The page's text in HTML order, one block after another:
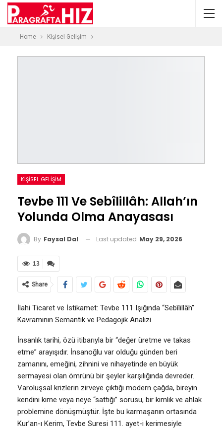
Home Kişisel Gelişim
KIŞISEL GELIŞIM
Tevbe 111 Ve Sebîlillâh: Allah’ın
Yolunda Olma Anayasası
By Faysal Dal Last updated May 29, 2026
13
Share
İlahi Ticaret ve İstikamet: Tevbe 111 Işığında “Sebîlillâh”
Kavramının Semantik ve Pedagojik Analizi
İnsanlık tarihi, özü itibarıyla bir “değer üretme ve takas
etme” arayışıdır. İnsanoğlu var olduğu günden beri
zamanını, emeğini, zihnini ve nihayetinde en büyük
sermayesi olan ömrünü bir şeyler karşılığında devreder.
Varoluşsal krizlerin zirveye çıktığı modern çağda, bireyin
kendini kime veya neye “sattığı” sorusu, bir kimlik ve ahlak
problemine dönüşmüştür. İşte bu karmaşanın ortasında
Kur’an-ı Kerim, Tevbe Suresi 111. ayet-i kerimesiyle